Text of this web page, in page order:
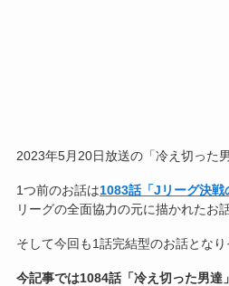
2023年5月20日放送の「冷え切った男
1つ前のお話は1083話「Jリーグ決戦
リーグの全面協力の元に描かれたお
そして今回も1話完結型のお話となり
今記事では1084話「冷え切った男達